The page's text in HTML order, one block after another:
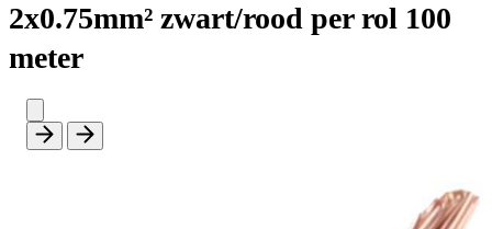
2x0.75mm² zwart/rood per rol 100
meter